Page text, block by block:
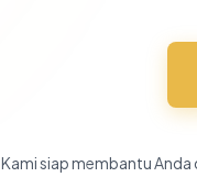
Kami siap membantu